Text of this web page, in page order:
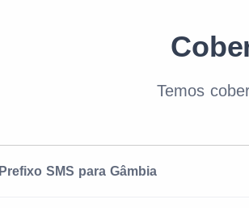
Temos
Prefixo SMS para Gâmbia